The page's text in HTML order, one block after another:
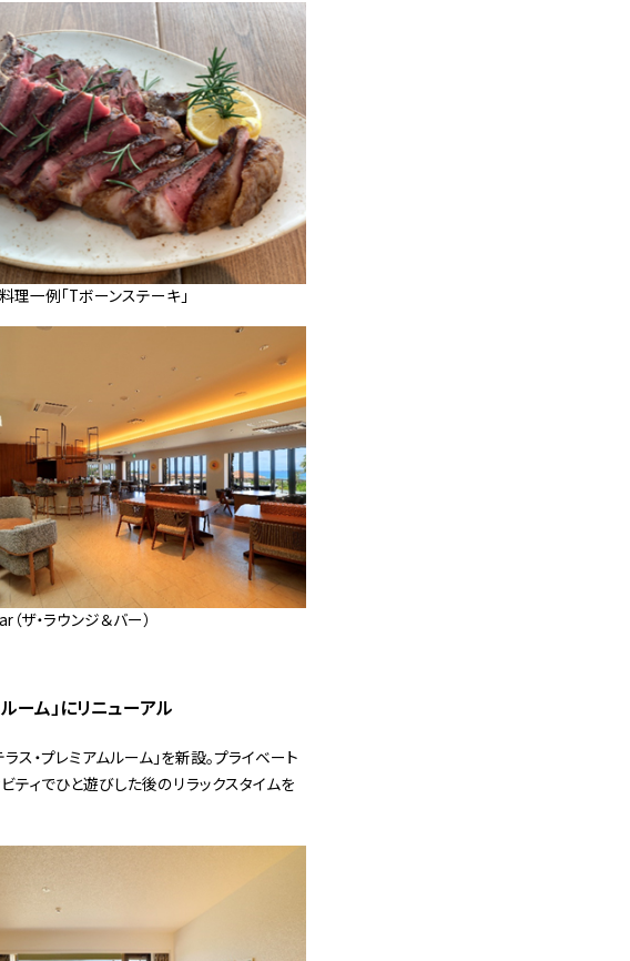
理一例「Tボーンステーキ」
ザ・ラウンジ＆バー）
ーム」にリニューアル
・プレミアムルーム」を新設。プライベート
ティでひと遊びした後のリラックスタイムを